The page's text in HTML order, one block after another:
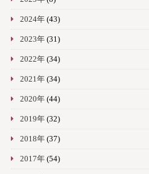
2024年(43)
2023年(31)
2022年(34)
2021年(34)
2020年(44)
2019年(32)
2018年(37)
2017年(54)